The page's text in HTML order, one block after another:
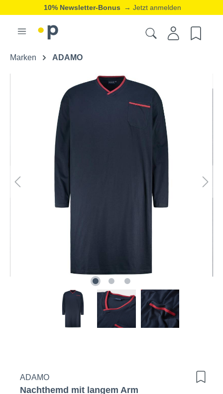
10% Newsletter-Bonus → Jetzt anmelden
Marken ADAMO
ADAMO
Nachthemd mit langem Arm